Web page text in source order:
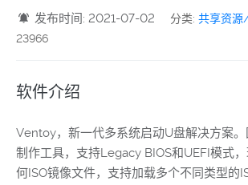
发布时间: 2021-07-02 分类:共享资源
23966
软件介绍
Ventoy，新一代多系统启动U盘解决方案
制作工具，支持Legacy BIOS和UEFI模式
何ISO镜像文件，支持加载多个不同类型的